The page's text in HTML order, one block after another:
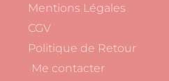
Mentions Légales
CGV
Politique de Retour
Me contacter